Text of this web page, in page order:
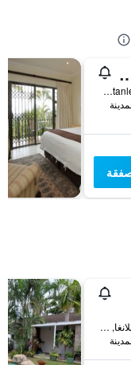
جيست هاوس
24 Stanley Grace Crescent, اومهلانغا, محافظة كوازولو ناتال, جنوب أفريقيا
30 Wilden Place, اومهلانغا, محافظة كوازولو ناتال, جنوب أفريقيا